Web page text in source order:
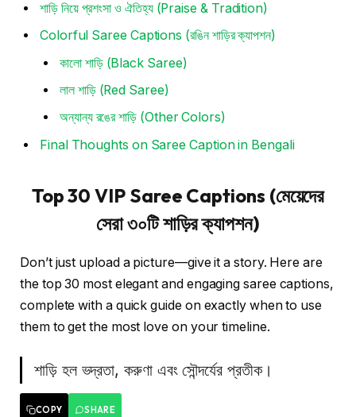
শাড়ি নিয়ে প্রশংসা ও ঐতিহ্য (Praise & Tradition)
Colorful Saree Captions (রঙিন শাড়ির ক্যাপশন)
কালো শাড়ি (Black Saree)
লাল শাড়ি (Red Saree)
অন্যান্য রঙের শাড়ি (Other Colors)
Final Thoughts on Saree Caption in Bengali
Top 30 VIP Saree Captions (মেয়েদের
সেরা ৩০টি শাড়ির ক্যাপশন)
Don’t just upload a picture—give it a story. Here are
the top 30 most elegant and engaging saree captions,
complete with a quick guide on exactly when to use
them to get the most love on your timeline.
শাড়ি হল ভদ্রতা, করুণা এবং সৌন্দর্যের প্রতীক।
COPY SHARE